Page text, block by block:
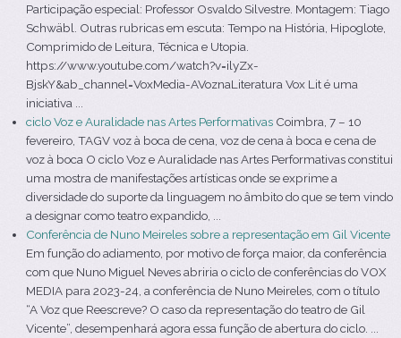
Participação especial: Professor Osvaldo Silvestre. Montagem: Tiago
Schwäbl. Outras rubricas em escuta: Tempo na História, Hipoglote,
Comprimido de Leitura, Técnica e Utopia.
https://www.youtube.com/watch?v=ilyZx-
BjskY&ab_channel=VoxMedia-AVoznaLiteratura Vox Lit é uma
iniciativa ...
ciclo Voz e Auralidade nas Artes Performativas Coimbra, 7 – 10
fevereiro, TAGV voz à boca de cena, voz de cena à boca e cena de
voz à boca O ciclo Voz e Auralidade nas Artes Performativas constitui
uma mostra de manifestações artísticas onde se exprime a
diversidade do suporte da linguagem no âmbito do que se tem vindo
a designar como teatro expandido, ...
Conferência de Nuno Meireles sobre a representação em Gil Vicente
Em função do adiamento, por motivo de força maior, da conferência
com que Nuno Miguel Neves abriria o ciclo de conferências do VOX
MEDIA para 2023-24, a conferência de Nuno Meireles, com o título
“A Voz que Reescreve? O caso da representação do teatro de Gil
Vicente”, desempenhará agora essa função de abertura do ciclo. ...